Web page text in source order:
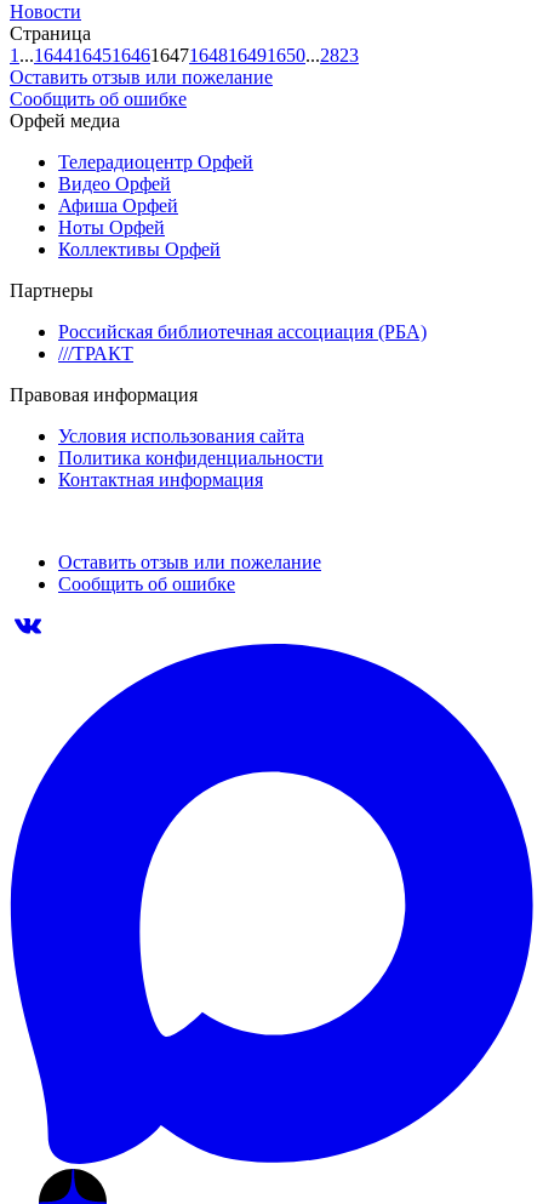
Новости
Страница
1...1644164516461647164816491650...2823
Оставить отзыв или пожелание
Сообщить об ошибке
Орфей медиа
Телерадиоцентр Орфей
Видео Орфей
Афиша Орфей
Ноты Орфей
Коллективы Орфей
Партнеры
Российская библиотечная ассоциация (РБА)
///ТРАКТ
Правовая информация
Условия использования сайта
Политика конфиденциальности
Контактная информация
Оставить отзыв или пожелание
Сообщить об ошибке